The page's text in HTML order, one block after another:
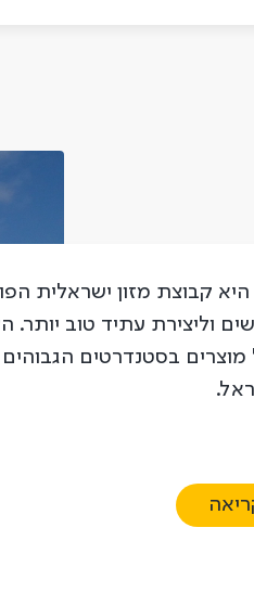
קבוצת מזון ישראלית
וליצירת עתיד טוב יותר.
מוצרים בסטנדרטים